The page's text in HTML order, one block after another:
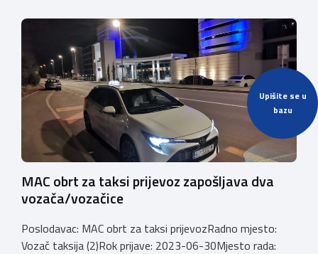
Upišite se u
bazu
MAC obrt za taksi prijevoz zapošljava dva
vozača/vozačice
Poslodavac: MAC obrt za taksi prijevozRadno mjesto:
Vozač taksija (2)Rok prijave: 2023-06-30Mjesto rada: